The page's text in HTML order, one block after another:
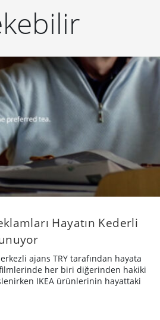
Hayatın Kederli
ajans TRY tarafından hayata
her biri diğerinden hakiki
IKEA ürünlerinin hayattaki